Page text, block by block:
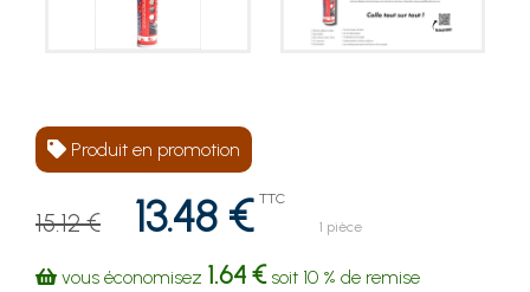
Produit en promotion
15.12 € 13.48 € TTC
1 pièce
vous économisez 1.64 €soit 10 % de remise